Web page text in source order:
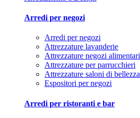
Arredi per negozi
Arredi per negozi
Attrezzature lavanderie
Attrezzature negozi alimentari
Attrezzature per parrucchieri
Attrezzature saloni di bellezza
Espositori per negozi
Arredi per ristoranti e bar